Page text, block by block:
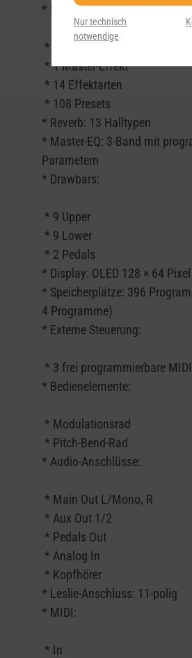
* Effekte:
* 2 Insert-Effekte
* 1 Master-Effekt
* 14 Effektarten
* 108 Presets
* Reverb: 13 Halltypen
* Master-EQ: 3-Band mit
Parametern
* Drawbars:
* 9 Upper
* 9 Lower
* 2 Pedals
* Display: OLED 128 × 64 Pixel
* Speicherplätze: 396
4 Programme)
* Externe Steuerung:
* 3 frei programmierbare
* Bedienelemente:
* Modulationsrad
* Pitch-Bend-Rad
* Audio-Anschlüsse:
* Main Out L/Mono, R
* Aux Out 1/2
* Pedals Out
* Analog In
* Kopfhörer
* Leslie-Anschluss: 11-polig
* MIDI:
* In
Nur technisch
notwendige